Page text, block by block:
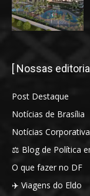
[ Nossas
Post Destaque
Notícias de Brasília
Notícias
⚖️ Blog de Política
O que fazer no DF
✈️ Viagens do Eldo